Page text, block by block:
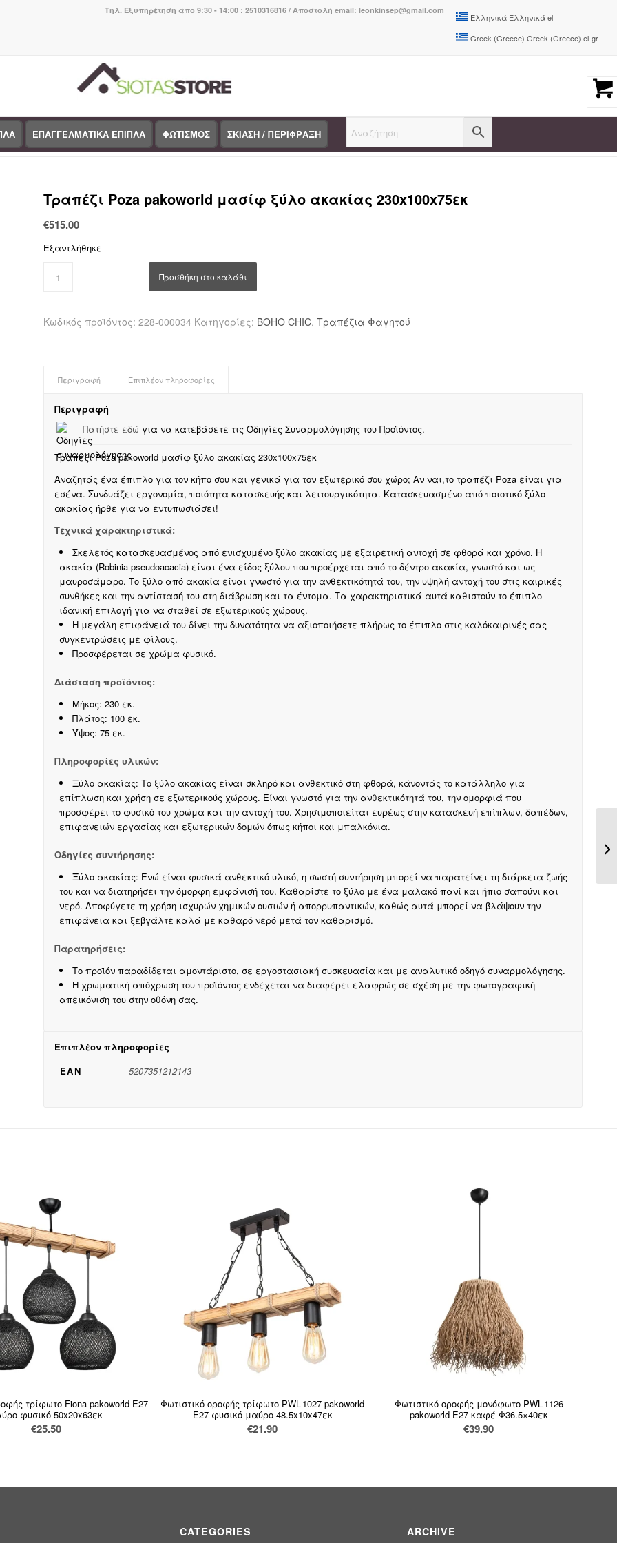
Ελληνικά Ελληνικάel
Greek (Greece) Greek (Greece) el-gr
Τηλ. Εξυπηρέτηση απο 9:30 - 14:00 : 2510316816 / Αποστολή email: leonkinsep@gmail.com
ΕΠΑΓΓΕΛΜΑΤΙΚΑ ΕΠΙΠΛΑ ΦΩΤΙΣΜΟΣ ΣΚΙΑΣΗ / ΠΕΡΙΦΡΑΞΗ
You are here: Home / Κατάστημα BOHO CHIC / Τραπέζια Φαγητού Tραπέζι Poza pakoworld μασίφ ξύλο ακακίας 230x100x75εκ...
Tραπέζι Poza pakoworld μασίφ ξύλο ακακίας 230x100x75εκ
€515.00
Εξαντλήθηκε
Προσθήκη στο καλάθι
Κωδικός προϊόντος: 228-000034 Κατηγορίες: BOHO CHIC, Τραπέζια Φαγητού
Περιγραφή Επιπλέον πληροφορίες
Περιγραφή
Πατήστε εδώ για να κατεβάσετε τις Οδηγίες Συναρμολόγησης του Προϊόντος.
Tραπέζι Poza pakoworld μασίφ ξύλο ακακίας 230x100x75εκ
Αναζητάς ένα έπιπλο για τον κήπο σου και γενικά για τον εξωτερικό σου χώρο; Αν ναι,το τραπέζι Poza είναι για
εσένα. Συνδυάζει εργονομία, ποιότητα κατασκευής και λειτουργικότητα. Κατασκευασμένο από ποιοτικό ξύλο
ακακίας ήρθε για να εντυπωσιάσει!
Τεχνικά χαρακτηριστικά:
Σκελετός κατασκευασμένος από ενισχυμένο ξύλο ακακίας με εξαιρετική αντοχή σε φθορά και χρόνο. Η
ακακία (Robinia pseudoacacia) είναι ένα είδος ξύλου που προέρχεται από το δέντρο ακακία, γνωστό και ως
μαυροσάμαρο. Το ξύλο από ακακία είναι γνωστό για την ανθεκτικότητά του, την υψηλή αντοχή του στις καιρικές
συνθήκες και την αντίστασή του στη διάβρωση και τα έντομα. Τα χαρακτηριστικά αυτά καθιστούν το έπιπλο
ιδανική επιλογή για να σταθεί σε εξωτερικούς χώρους.
Η μεγάλη επιφάνειά του δίνει την δυνατότητα να αξιοποιήσετε πλήρως το έπιπλο στις καλόκαιρινές σας
συγκεντρώσεις με φίλους.
Προσφέρεται σε χρώμα φυσικό.
Διάσταση προϊόντος:
Μήκος: 230 εκ.
Πλάτος: 100 εκ.
Ύψος: 75 εκ.
Πληροφορίες υλικών:
Ξύλο ακακίας: Το ξύλο ακακίας είναι σκληρό και ανθεκτικό στη φθορά, κάνοντάς το κατάλληλο για
επίπλωση και χρήση σε εξωτερικούς χώρους. Είναι γνωστό για την ανθεκτικότητά του, την ομορφιά που
προσφέρει το φυσικό του χρώμα και την αντοχή του. Χρησιμοποιείται ευρέως στην κατασκευή επίπλων, δαπέδων,
επιφανειών εργασίας και εξωτερικών δομών όπως κήποι και μπαλκόνια.
Οδηγίες συντήρησης:
Ξύλο ακακίας: Ενώ είναι φυσικά ανθεκτικό υλικό, η σωστή συντήρηση μπορεί να παρατείνει τη διάρκεια ζωής
του και να διατηρήσει την όμορφη εμφάνισή του. Καθαρίστε το ξύλο με ένα μαλακό πανί και ήπιο σαπούνι και
νερό. Αποφύγετε τη χρήση ισχυρών χημικών ουσιών ή απορρυπαντικών, καθώς αυτά μπορεί να βλάψουν την
επιφάνεια και ξεβγάλτε καλά με καθαρό νερό μετά τον καθαρισμό.
Παρατηρήσεις:
Το προϊόν παραδίδεται αμοντάριστο, σε εργοστασιακή συσκευασία και με αναλυτικό οδηγό συναρμολόγησης.
Η χρωματική απόχρωση του προϊόντος ενδέχεται να διαφέρει ελαφρώς σε σχέση με την φωτογραφική
απεικόνιση του στην οθόνη σας.
Επιπλέον πληροφορίες
EAN
5207351212143
τρίφωτο Fiona pakoworld Ε27
φυσικό 50x20x63εκ
€25.50
Φωτιστικό οροφής τρίφωτο PWL-1027 pakoworld
Ε27 φυσικό-μαύρο 48.5x10x47εκ
€21.90
Φωτιστικό οροφής μονόφωτο PWL-1126
pakoworld Ε27 καφέ Φ36.5×40εκ
€39.90
CATEGORIES ARCHIVE